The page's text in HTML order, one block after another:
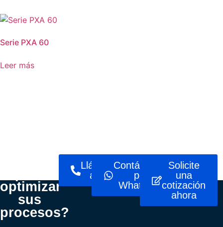
Serie PXA 60
Leer más
optimizar
sus
procesos?
Llámenos
ahora
Contáctenos
por
WhatsApp
Solicite
una
cotización
ahora